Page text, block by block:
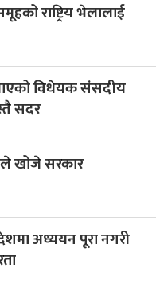
राष्ट्रिय भेलालाई
विधेयक संसदीय
सदर
खोजे सरकार
अध्ययन पूरा नगरी